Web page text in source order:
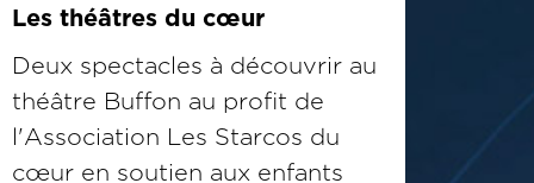
Les théâtres du cœur
Deux spectacles à découvrir au
théâtre Buffon au profit de
l'Association Les Starcos du
cœur en soutien aux enfants